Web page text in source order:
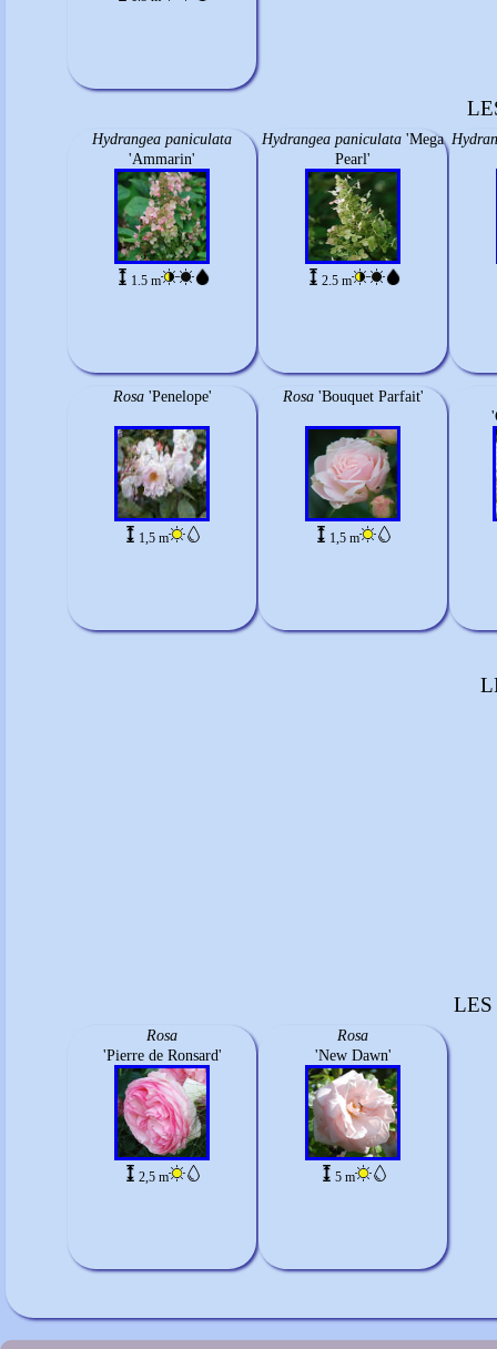
Hydrangea paniculata
'Ammarin'
1.5 m
Hydrangea paniculata 'Mega
Pearl'
2.5 m
Rosa 'Penelope'
1,5 m
Rosa 'Bouquet Parfait'
1,5 m
LES
Rosa
'Pierre de Ronsard'
2,5 m
Rosa
'New Dawn'
5 m